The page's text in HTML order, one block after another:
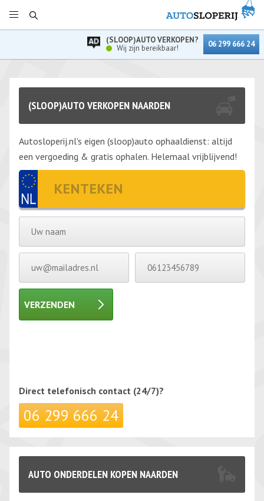
(SLOOP)AUTO VERKOPEN?
Wij zijn bereikbaar!
06 299 666 24
(SLOOP)AUTO VERKOPEN NAARDEN
Autosloperij.nl's eigen (sloop)auto ophaaldienst: altijd
een vergoeding & gratis ophalen. Helemaal vrijblijvend!
VERZENDEN
Direct telefonisch contact (24/7)?
06 299 666 24
AUTO ONDERDELEN KOPEN NAARDEN